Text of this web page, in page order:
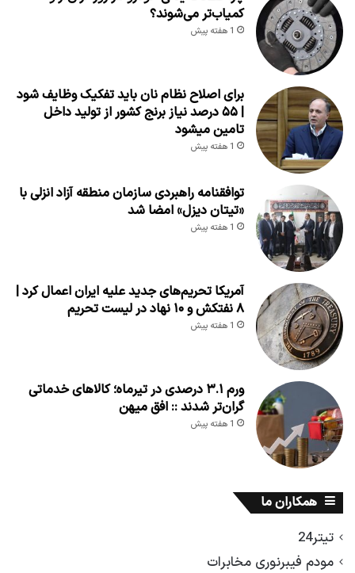
کمیاب‌تر می‌شوند؟
1 هفته پیش
برای اصلاح نظام نان باید تفکیک وظایف شود
| ۵۵ درصد نیاز برنج کشور از تولید داخل
تامین میشود
1 هفته پیش
توافقنامه راهبردی سازمان منطقه آزاد انزلی با
«تیتان دیزل» امضا شد
1 هفته پیش
آمریکا تحریم‌های جدید علیه ایران اعمال کرد |
۸ نفتکش و ۱۰ نهاد در لیست تحریم
1 هفته پیش
ورم ۳.۱ درصدی در تیرماه؛ کالاهای خدماتی
گران‌تر شدند :: افق میهن
1 هفته پیش
همکاران ما
تیتر24
مودم فیبرنوری مخابرات